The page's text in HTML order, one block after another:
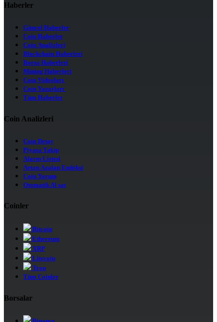
Haberler
Güncel Haberler
Coin Haberler
Coin Analizleri
Blockchain Haberleri
Borsa Haberleri
Mining Haberleri
Coin Videoları
Coin Yazarları
Tüm Haberler
Coin Analizleri
Coin Detay
Piyasa Takip
Alarm Listesi
Artan Azalan Endeksi
Coin Yorum
Otomatik Al sat
Coinler
Bitcoin
Ethereum
XRP
Litecoin
Tron
Tüm Coinler
Borsalar